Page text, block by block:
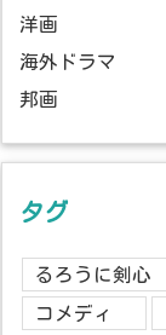
洋画
海外ドラマ
邦画
タグ
るろうに剣心
コメディ